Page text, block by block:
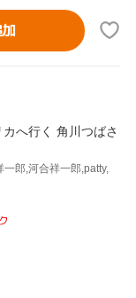
へ行く 角川つばさ
郎,河合祥一郎,patty,